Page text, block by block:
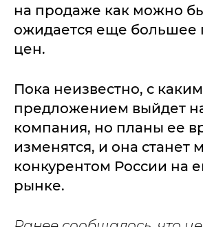
на продаже как можно
ожидается еще большее
цен.
Пока неизвестно, с
предложением выйдет
компания, но планы ее
изменятся, и она
конкурентом России на
рынке.